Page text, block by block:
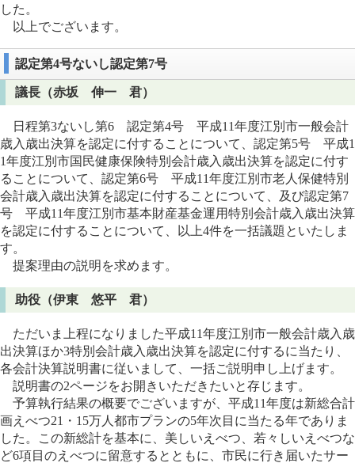
した。
以上でございます。
認定第4号ないし認定第7号
議長（赤坂 伸一 君）
日程第3ないし第6 認定第4号 平成11年度江別市一般会計
歳入歳出決算を認定に付することについて、認定第5号 平成1
1年度江別市国民健康保険特別会計歳入歳出決算を認定に付す
ることについて、認定第6号 平成11年度江別市老人保健特別
会計歳入歳出決算を認定に付することについて、及び認定第7
号 平成11年度江別市基本財産基金運用特別会計歳入歳出決算
を認定に付することについて、以上4件を一括議題といたしま
す。
提案理由の説明を求めます。
助役（伊東 悠平 君）
ただいま上程になりました平成11年度江別市一般会計歳入歳
出決算ほか3特別会計歳入歳出決算を認定に付するに当たり、
各会計決算説明書に従いまして、一括ご説明申し上げます。
説明書の2ページをお開きいただきたいと存じます。
予算執行結果の概要でございますが、平成11年度は新総合計
画えべつ21・15万人都市プランの5年次目に当たる年でありま
した。この新総計を基本に、美しいえべつ、若々しいえべつな
ど6項目のえべつに留意するとともに、市民に行き届いたサー